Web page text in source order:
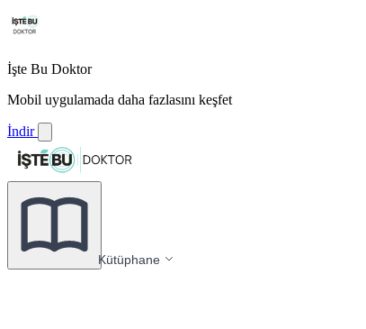
İşte Bu Doktor
Mobil uygulamada daha fazlasını keşfet
İndir
Kütüphane